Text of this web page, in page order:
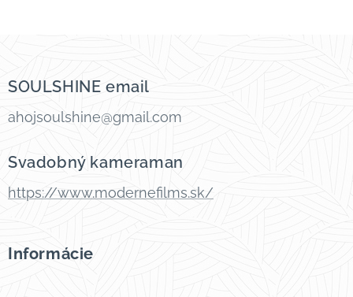
SOULSHINE email
ahojsoulshine@gmail.com
Svadobný kameraman
https://www.modernefilms.sk/
Informácie